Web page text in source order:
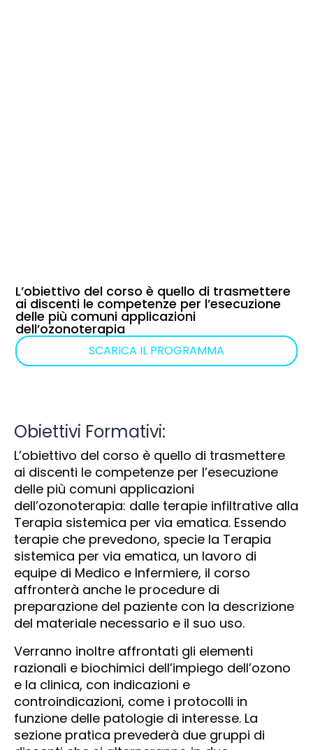
L’obiettivo del corso è quello di trasmettere
ai discenti le competenze per l’esecuzione
delle più comuni applicazioni
dell’ozonoterapia
SCARICA IL PROGRAMMA
Obiettivi Formativi:
L’obiettivo del corso è quello di trasmettere
ai discenti le competenze per l’esecuzione
delle più comuni applicazioni
dell’ozonoterapia: dalle terapie infiltrative alla
Terapia sistemica per via ematica. Essendo
terapie che prevedono, specie la Terapia
sistemica per via ematica, un lavoro di
equipe di Medico e Infermiere, il corso
affronterà anche le procedure di
preparazione del paziente con la descrizione
del materiale necessario e il suo uso.
Verranno inoltre affrontati gli elementi
razionali e biochimici dell’impiego dell’ozono
e la clinica, con indicazioni e
controindicazioni, come i protocolli in
funzione delle patologie di interesse. La
sezione pratica prevederà due gruppi di